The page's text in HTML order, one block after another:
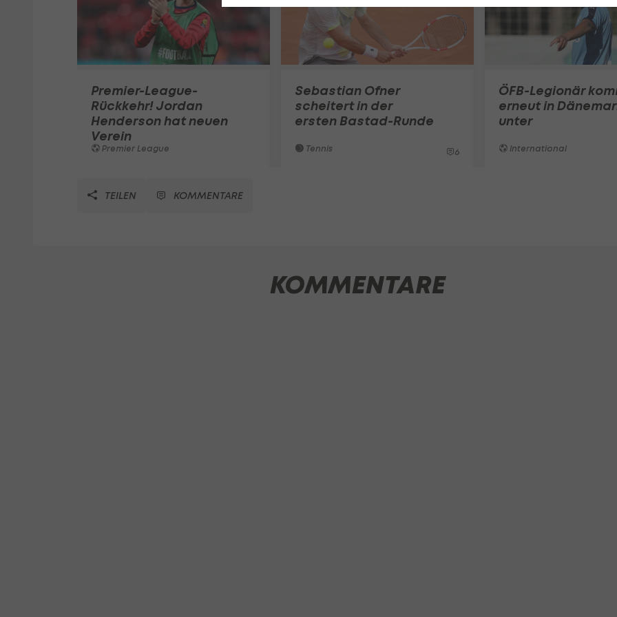
Premier-League-
Rückkehr! Jordan
Henderson hat neuen
Verein
Premier League
Sebastian Ofner
scheitert in der
ersten Bastad-Runde
Tennis 6
ÖFB-Legionär
erneut in
unter
International
TEILEN KOMMENTARE
KOMMENTARE